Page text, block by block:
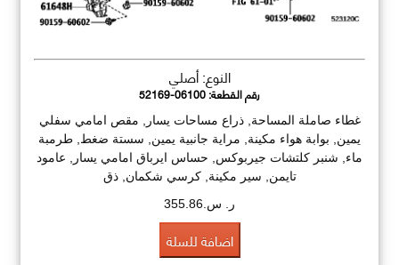
النوع: أصلي
رقم القطعة:52169-06100
غطاء صاملة المساحة, ذراع مساحات يسار, مقص امامي سفلي
يمين, بوابة هواء مكينة, مراية جانبية يمين, سستة ضغط, طرمبة
ماء, شنبر كلتشات جيربوكس, حساس ايرباق امامي يسار, عامود
تايمن, سير مكينة, كرسي شكمان, ذق
ر. س.355.86
اضافة للسلة